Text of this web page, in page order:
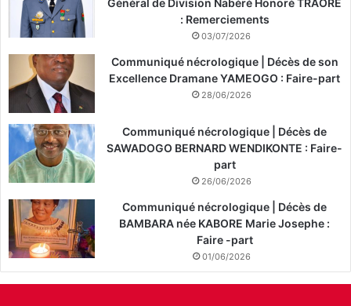
Général de Division Nabéré Honoré TRAORÉ
: Remerciements
03/07/2026
Communiqué nécrologique | Décès de son
Excellence Dramane YAMEOGO : Faire-part
28/06/2026
Communiqué nécrologique | Décès de
SAWADOGO BERNARD WENDIKONTE : Faire-
part
26/06/2026
Communiqué nécrologique | Décès de
BAMBARA née KABORE Marie Josephe :
Faire -part
01/06/2026